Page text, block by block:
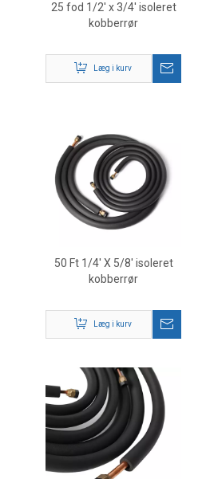
25 fod 1/2' x 3/4' isoleret
kobberrør
Læg i kurv
50 Ft 1/4' X 5/8' isoleret
kobberrør
Læg i kurv